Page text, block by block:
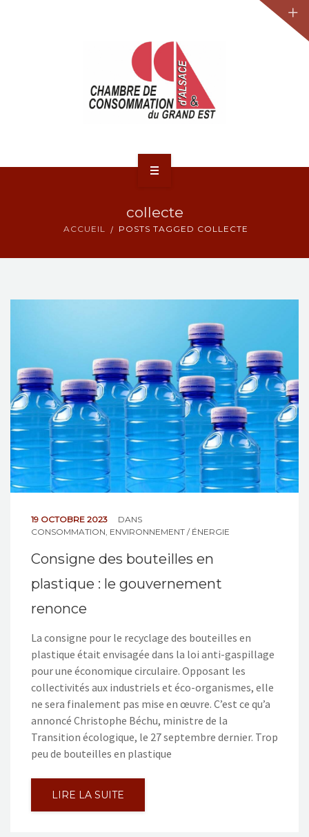
collecte
ACCUEIL POSTS TAGGED COLLECTE
19 OCTOBRE 2023
DANS
CONSOMMATION, ENVIRONNEMENT / ÉNERGIE
Consigne des bouteilles en
plastique : le gouvernement
renonce
La consigne pour le recyclage des bouteilles en
plastique était envisagée dans la loi anti-gaspillage
pour une économique circulaire. Opposant les
collectivités aux industriels et éco-organismes, elle
ne sera finalement pas mise en œuvre. C’est ce qu’a
annoncé Christophe Béchu, ministre de la
Transition écologique, le 27 septembre dernier. Trop
peu de bouteilles en plastique
LIRE LA SUITE